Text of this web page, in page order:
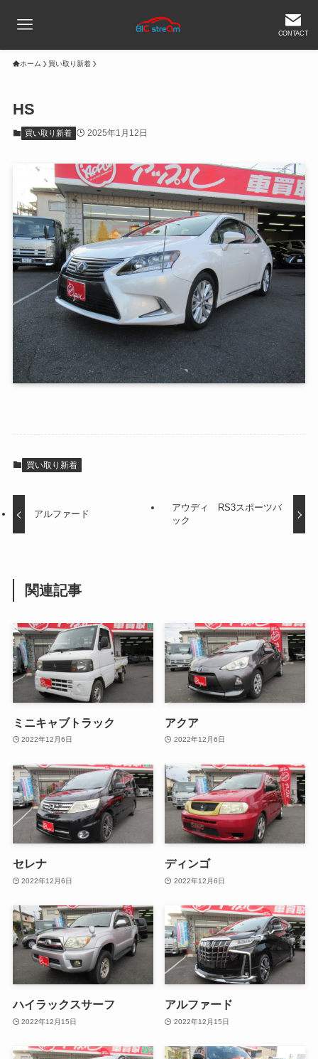
CONTACT
ホーム 買い取り新着
HS
買い取り新着 2025年1月12日
買い取り新着
アルファード
アウディ RS3スポーツバ
ック
関連記事
ミニキャブトラック
2022年12月6日
アクア
2022年12月6日
セレナ
2022年12月6日
ディンゴ
2022年12月6日
ハイラックスサーフ
2022年12月15日
アルファード
2022年12月15日